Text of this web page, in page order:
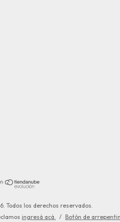
Todos los derechos reservados.
ingresá acá. / Botón de